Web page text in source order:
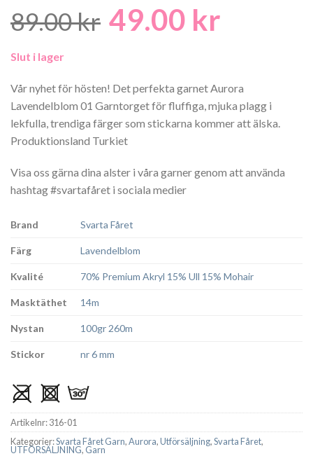
89.00kr Det
var:
89.00 kr.
49.00 kr
är:
49.00 kr.
Slut i lager
Vår nyhet för hösten! Det perfekta garnet Aurora
Lavendelblom 01 Garntorget för fluffiga, mjuka plagg i
lekfulla, trendiga färger som stickarna kommer att älska.
Produktionsland Turkiet
Visa oss gärna dina alster i våra garner genom att använda
hashtag #svartafåret i sociala medier
Brand Svarta Fåret
Färg Lavendelblom
Kvalité 70% Premium Akryl 15% Ull 15% Mohair
Masktäthet 14m
Nystan 100gr 260m
Stickor nr 6 mm
Artikelnr:316-01
Kategorier:Svarta Fåret Garn,Aurora,Utförsäljning,Svarta Fåret,
UTFÖRSÄLJNING, Garn